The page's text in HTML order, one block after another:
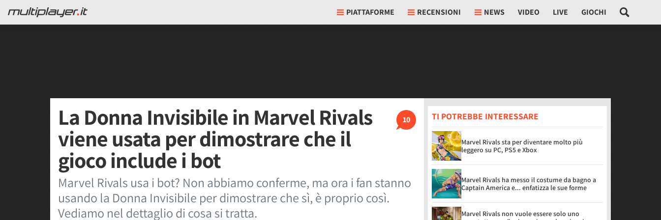
PIATTAFORME RECENSIONI NEWS VIDEO LIVE GIOCHI
10
La Donna Invisibile in Marvel Rivals
viene usata per dimostrare che il
gioco include i bot
Marvel Rivals usa i bot? Non abbiamo conferme, ma ora i fan stanno
usando la Donna Invisibile per dimostrare che sì, è proprio così.
Vediamo nel dettaglio di cosa si tratta.
TI POTREBBE INTERESSARE
Marvel Rivals sta per diventare molto più
leggero su PC, PS5 e Xbox
Marvel Rivals ha messo il costume da bagno a
Captain America e... enfatizza le sue forme
Marvel Rivals non vuole essere solo uno